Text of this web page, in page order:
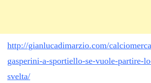
http://gianlucadimarzio.com/
gasperini-a-sportiello-se-vuole-partire-
svelta/